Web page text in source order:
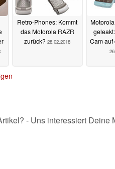
Retro-Phones: Kommt
das Motorola RAZR
zurück? 28.02.2018
Cam auf
- Uns interessiert Deine